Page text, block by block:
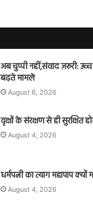
अब चुप्पी नहीं,संवाद ज़रूरी:
बढ़ते मामले
August 6, 2026
वृक्षों के संरक्षण से ही सुरक्षित
August 4, 2026
धर्मपत्नी का त्याग महापाप क्यों
August 4, 2026